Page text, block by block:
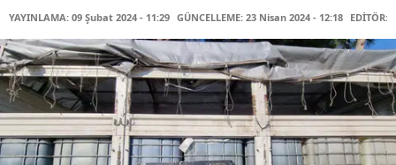
YAYINLAMA: 09 Şubat 2024 - 11:29 GÜNCELLEME: 23 Nisan 2024 - 12:18 EDİTÖR: